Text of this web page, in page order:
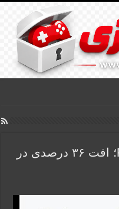
فروش PS5 عقب‌تر از PS4؛ افت ۳۶ درصدی در